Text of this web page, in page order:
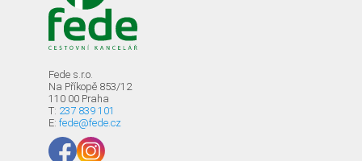
Fede s.r.o.
Na Příkopě 853/12
110 00 Praha
T: 237 839 101
E: fede@fede.cz